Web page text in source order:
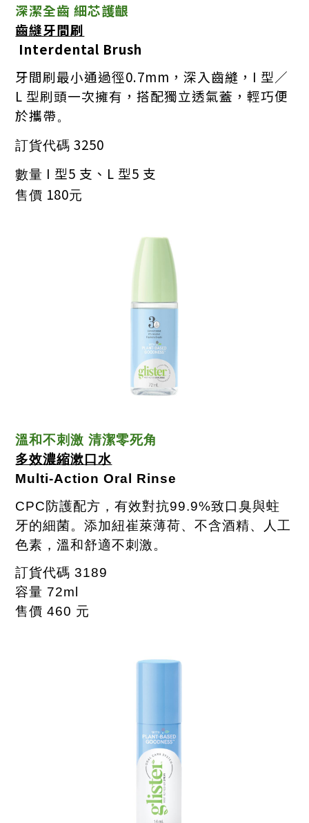
深潔全齒 細芯護齦
齒縫牙間刷
Interdental Brush
牙間刷最小通過徑0.7mm，深入齒縫，I 型／
L 型刷頭一次擁有，搭配獨立透氣蓋，輕巧便
於攜帶。
訂貨代碼 3250
數量 I 型5 支、L 型5 支
售價 180元
溫和不刺激 清潔零死角
多效濃縮漱口水
Multi-Action Oral Rinse
CPC防護配方，有效對抗99.9%致口臭與蛀
牙的細菌。添加紐崔萊薄荷、不含酒精、人工
色素，溫和舒適不刺激。
訂貨代碼 3189
容量 72ml
售價 460 元